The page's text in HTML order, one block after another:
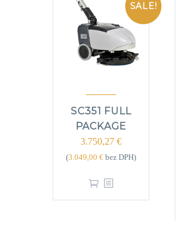
SALE!
SC351 FULL
PACKAGE
3.750,27 €
(3.049,00 € bez DPH)